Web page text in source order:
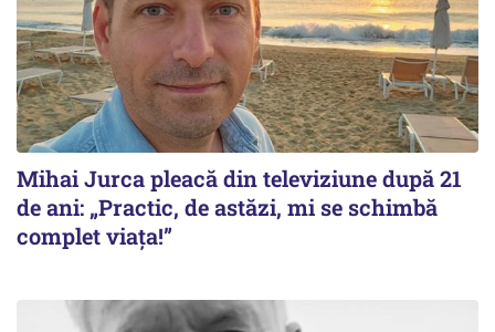
Mihai Jurca pleacă din televiziune după 21
de ani: „Practic, de astăzi, mi se schimbă
complet viața!”